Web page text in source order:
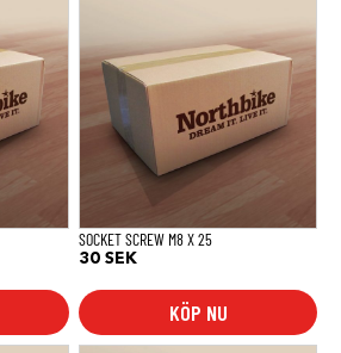
SOCKET SCREW M8 X 25
30 SEK
KÖP NU